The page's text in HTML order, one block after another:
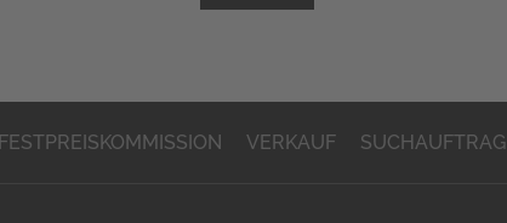
FESTPREISKOMMISSION VERKAUF SUCHAUFTRAG